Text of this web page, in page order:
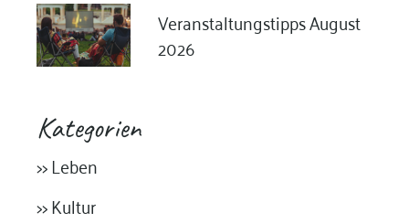
Veranstaltungstipps August
2026
Kategorien
>> Leben
>> Kultur